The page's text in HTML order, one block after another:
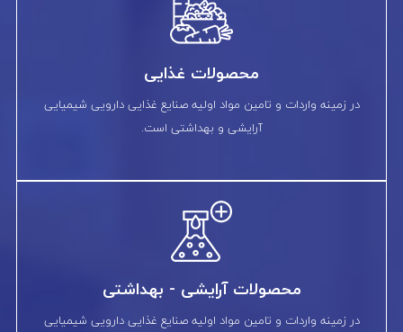
محصولات غذایی
در زمینه واردات و تامین مواد اولیه صنایع غذایی دارویی شیمیایی
آرایشی و بهداشتی است.
محصولات آرایشی - بهداشتی
در زمینه واردات و تامین مواد اولیه صنایع غذایی دارویی شیمیایی